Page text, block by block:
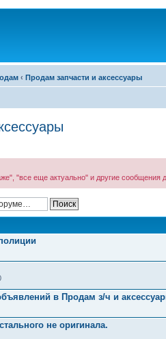
‹ Продам запчасти и аксессуары
"все еще актуально" и другие
в Продам з/ч и
не оригинала.